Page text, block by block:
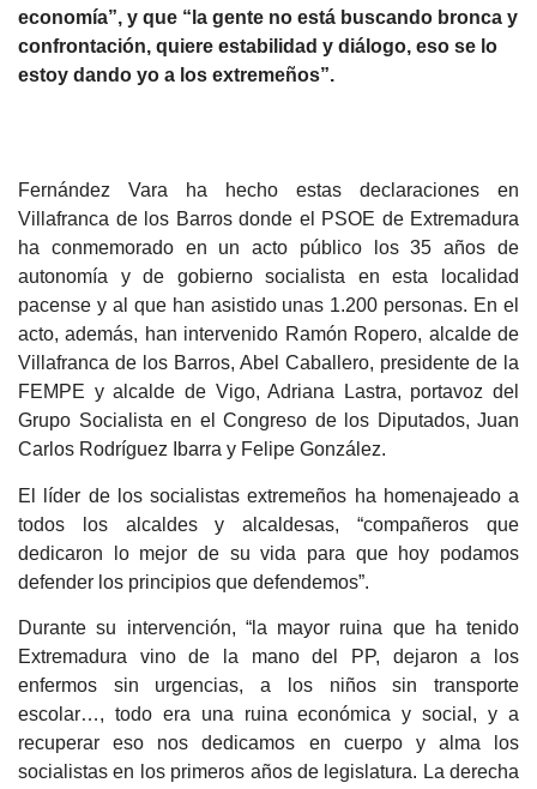
economía”, y que “la gente no está buscando bronca y
confrontación, quiere estabilidad y diálogo, eso se lo
estoy dando yo a los extremeños”.
Fernández Vara ha hecho estas declaraciones en
Villafranca de los Barros donde el PSOE de Extremadura
ha conmemorado en un acto público los 35 años de
autonomía y de gobierno socialista en esta localidad
pacense y al que han asistido unas 1.200 personas. En el
acto, además, han intervenido Ramón Ropero, alcalde de
Villafranca de los Barros, Abel Caballero, presidente de la
FEMPE y alcalde de Vigo, Adriana Lastra, portavoz del
Grupo Socialista en el Congreso de los Diputados, Juan
Carlos Rodríguez Ibarra y Felipe González.
El líder de los socialistas extremeños ha homenajeado a
todos los alcaldes y alcaldesas, “compañeros que
dedicaron lo mejor de su vida para que hoy podamos
defender los principios que defendemos”.
Durante su intervención, “la mayor ruina que ha tenido
Extremadura vino de la mano del PP, dejaron a los
enfermos sin urgencias, a los niños sin transporte
escolar…, todo era una ruina económica y social, y a
recuperar eso nos dedicamos en cuerpo y alma los
socialistas en los primeros años de legislatura. La derecha